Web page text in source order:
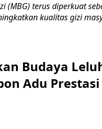
(MBG) terus diperkuat
kualitas gizi
Budaya
Adu